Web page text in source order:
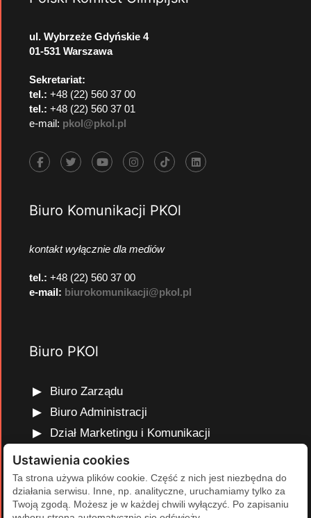
ul. Wybrzeże Gdyńskie 4
01-531 Warszawa
Sekretariat:
tel.: +48 (22) 560 37 00
tel.: +48 (22) 560 37 01
e-mail: pkol@pkol.pl
Biuro Komunikacji PKOl
kontakt wyłącznie dla mediów
tel.: +48 (22) 560 37 00
e-mail: biurokomunikacji@pkol.pl
Biuro PKOl
Biuro Zarządu
Biuro Administracji
Dział Marketingu i Komunikacji
Dział Edukacji Olimpijskiej
Dział Finansów i Kadr
Dział Projektów Olimpijskich
Ustawienia cookies
Ta strona używa plików cookie. Część z nich jest niezbędna do
działania serwisu. Inne, np. analityczne, uruchamiamy tylko za
Twoją zgodą. Możesz je w każdej chwili wyłączyć. Po zapisaniu